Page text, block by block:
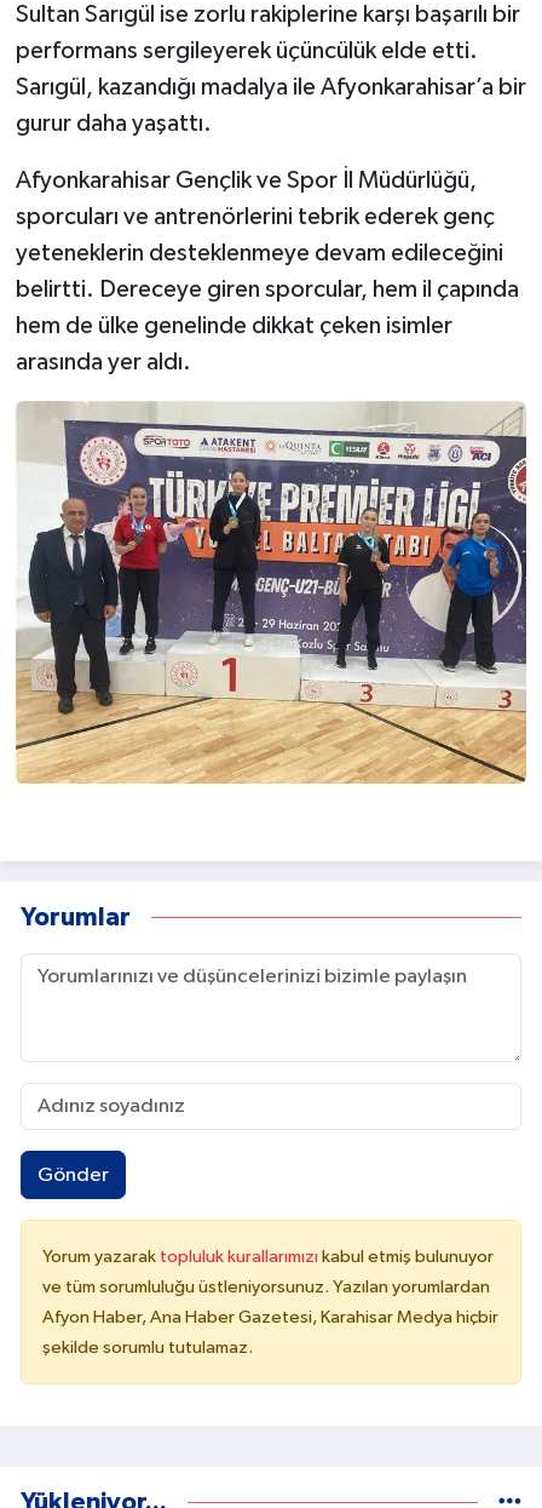
Sultan Sarıgül ise zorlu rakiplerine karşı başarılı bir
performans sergileyerek üçüncülük elde etti.
Sarıgül, kazandığı madalya ile Afyonkarahisar’a bir
gurur daha yaşattı.
Afyonkarahisar Gençlik ve Spor İl Müdürlüğü,
sporcuları ve antrenörlerini tebrik ederek genç
yeteneklerin desteklenmeye devam edileceğini
belirtti. Dereceye giren sporcular, hem il çapında
hem de ülke genelinde dikkat çeken isimler
arasında yer aldı.
Yorumlar
Gönder
Yorum yazarak topluluk kurallarımızı kabul etmiş bulunuyor
ve tüm sorumluluğu üstleniyorsunuz. Yazılan yorumlardan
Afyon Haber, Ana Haber Gazetesi, Karahisar Medya hiçbir
şekilde sorumlu tutulamaz.
Yükleniyor...